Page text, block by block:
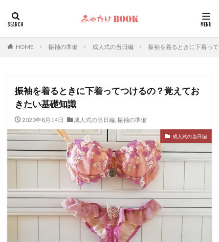
HOME 振袖の準備 成人式の当日編 振袖を着るときに下着っ
振袖を着るときに下着ってつけるの？覚えてお
きたい基礎知識
2020年8月14日 成人式の当日編, 振袖の準備
成人式の当日編